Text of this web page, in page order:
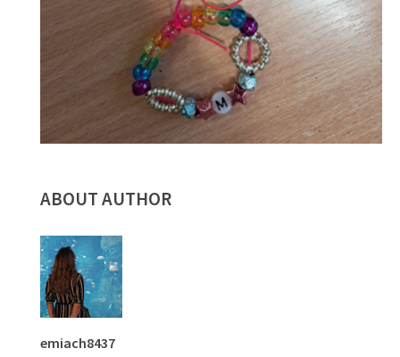
ABOUT AUTHOR
emiach8437